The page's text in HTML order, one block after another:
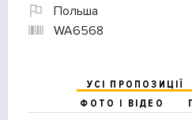
Польша
WA6568
УСІ ПРОПОЗИЦІЇ
ФОТО І ВІДЕО